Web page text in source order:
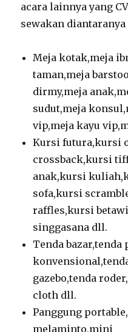
acara lainnya yang CV
sewakan diantaranya
Meja kotak,meja
taman,meja
dirmy,meja
sudut,meja
vip,meja kayu
Kursi futura,kursi
crossback,kursi
anak,kursi
sofa,kursi
raffles,kursi
singgasana dll.
Tenda bazar,tenda
gazebo,tenda
cloth dll.
Panggung
melaminto,mini